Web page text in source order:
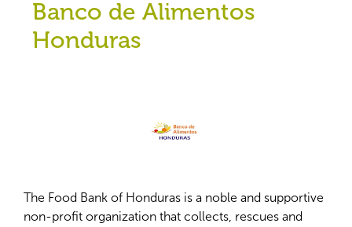
Banco de Alimentos
Honduras
The Food Bank of Honduras is a noble and supportive
non-profit organization that collects, rescues and